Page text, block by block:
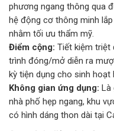
phương ngang thông qua
hệ động cơ thông minh
nhằm tối ưu thẩm mỹ.
Điểm cộng: Tiết kiệm triệt
trình đóng/mở diễn ra
kỳ tiện dụng cho sinh hoạt
Không gian ứng dụng: Là
nhà phố hẹp ngang, khu
có hình dáng thon dài tại